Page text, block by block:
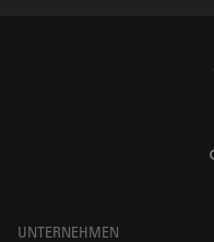
UNTERNEHMEN